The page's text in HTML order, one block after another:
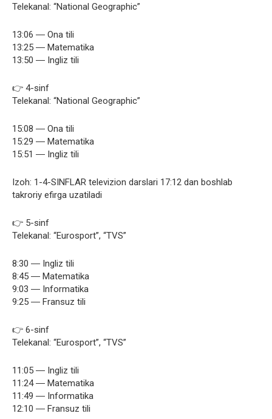
Telekanal: “National Geographic”
13:06 ― Ona tili
13:25 ― Matematika
13:50 ― Ingliz tili
👉 4-sinf
Telekanal: “National Geographic”
15:08 ― Ona tili
15:29 ― Matematika
15:51 ― Ingliz tili
Izoh: 1-4-SINFLAR televizion darslari 17:12 dan boshlab
takroriy efirga uzatiladi
👉 5-sinf
Telekanal: “Eurosport”, “TVS”
8:30 ― Ingliz tili
8:45 ― Matematika
9:03 ― Informatika
9:25 ― Fransuz tili
👉 6-sinf
Telekanal: “Eurosport”, “TVS”
11:05 ― Ingliz tili
11:24 ― Matematika
11:49 ― Informatika
12:10 ― Fransuz tili